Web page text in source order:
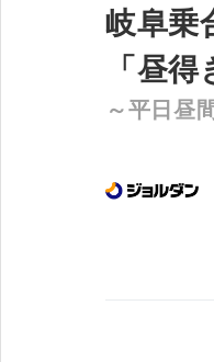
岐阜乗
「昼
～平日昼